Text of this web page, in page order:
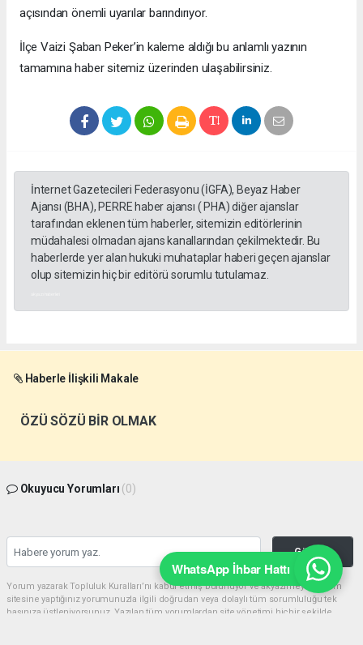
açısından önemli uyarılar barındırıyor.
​İlçe Vaizi Şaban Peker’in kaleme aldığı bu anlamlı yazının
tamamına haber sitemiz üzerinden ulaşabilirsiniz.
İnternet Gazetecileri Federasyonu (İGFA), Beyaz Haber
Ajansı (BHA), PERRE haber ajansı ( PHA) diğer ajanslar
tarafından eklenen tüm haberler, sitemizin editörlerinin
müdahalesi olmadan ajans kanallarından çekilmektedir. Bu
haberlerde yer alan hukuki muhataplar haberi geçen ajanslar
olup sitemizin hiç bir editörü sorumlu tutulamaz.
Haberle İlişkili Makale
ÖZÜ SÖZÜ BİR OLMAK
Okuyucu Yorumları (0)
Gönder
Yorum yazarak Topluluk Kuralları’nı kabul etmiş bulunuyor ve akyazimeydan.com
sitesine yaptığınız yorumunuzla ilgili doğrudan veya dolaylı tüm sorumluluğu tek
başınıza üstleniyorsunuz. Yazılan tüm yorumlardan site yönetimi hiçbir şekilde
WhatsApp İhbar Hattı